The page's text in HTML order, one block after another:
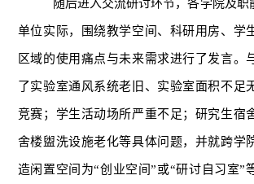
随后进入交流研讨环节，各学院及职
单位实际，围绕教学空间、科研用房、学
区域的使用痛点与未来需求进行了发言。
了实验室通风系统老旧、实验室面积不足
竞赛；学生活动场所严重不足；研究生宿
舍楼盥洗设施老化等具体问题，并就跨学
造闲置空间为“创业空间”或“研讨自习室”